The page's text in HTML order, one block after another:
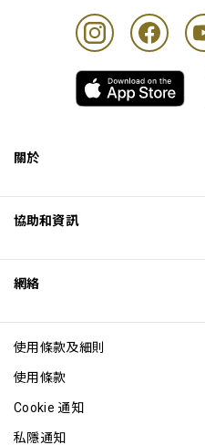
關於
Excellence Awards
網誌
協助和資訊
網絡
使用條款及細則
使用條款
Cookie 通知
私隱通知